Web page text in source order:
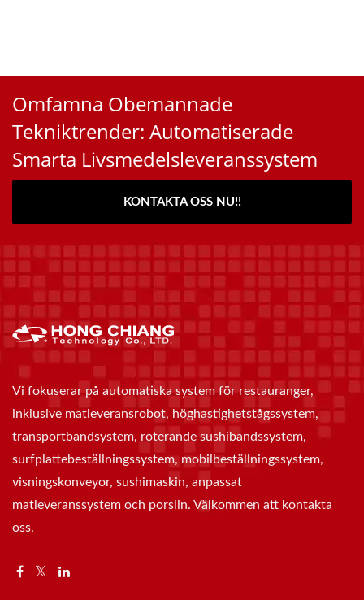
Omfamna Obemannade
Tekniktrender: Automatiserade
Smarta Livsmedelsleveranssystem
KONTAKTA OSS NU!!
Vi fokuserar på automatiska system för restauranger,
inklusive matleveransrobot, höghastighetstågssystem,
transportbandsystem, roterande sushibandssystem,
surfplattebeställningssystem, mobilbeställningssystem,
visningskonveyor, sushimaskin, anpassat
matleveranssystem och porslin. Välkommen att kontakta
oss.